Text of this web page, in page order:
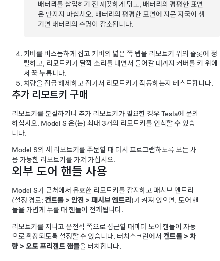
배터리를 삽입하기 전 깨끗하게 닦고, 배터리의 평평한 표면
은 만지지 마십시오. 배터리의 평평한 표면에 지문 자국이 생
기면 배터리의 수명이 감소됩니다.
커버를 비스듬하게 잡고 커버의 넓은 쪽 탭을 리모트키 위의 슬롯에 정
렬하고, 리모트키가 딸깍 소리를 내면서 들어갈 때까지 커버를 키 위에
서 꾹 누릅니다.
차량을 잠금 해제하고 잠가서 리모트키가 작동하는지 테스트합니다.
추가 리모트키 구매
리모트키를 분실하거나 추가 리모트키가 필요한 경우 Tesla에 문의
하십시오. Model S 은(는) 최대 3개의 리모트키를 인식할 수 있습
니다.
Model S의 새 리모트키를 주문할 때 다시 프로그램하도록 모든 사
용 가능한 리모트키를 가져 가십시오.
외부 도어 핸들 사용
Model S가 근처에서 유효한 리모트키를 감지하고 패시브 엔트리
(설정 경로: 컨트롤 > 안전 > 패시브 엔트리)가 켜져 있으면, 도어 핸
들을 가볍게 누를 때 핸들이 전개됩니다.
리모트키를 지니고 운전석 쪽으로 접근할 때마다 도어 핸들이 자동
으로 확장되도록 설정할 수 있습니다. 터치스크린에서 컨트롤 > 차
량 > 오토 프리젠트 핸들을 터치합니다.